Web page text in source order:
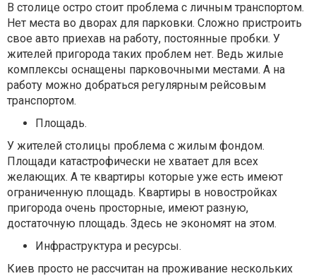
В столице остро стоит проблема с личным транспортом.
Нет места во дворах для парковки. Сложно пристроить
свое авто приехав на работу, постоянные пробки. У
жителей пригорода таких проблем нет. Ведь жилые
комплексы оснащены парковочными местами. А на
работу можно добраться регулярным рейсовым
транспортом.
Площадь.
У жителей столицы проблема с жилым фондом.
Площади катастрофически не хватает для всех
желающих. А те квартиры которые уже есть имеют
ограниченную площадь. Квартиры в новостройках
пригорода очень просторные, имеют разную,
достаточную площадь. Здесь не экономят на этом.
Инфраструктура и ресурсы.
Киев просто не рассчитан на проживание нескольких